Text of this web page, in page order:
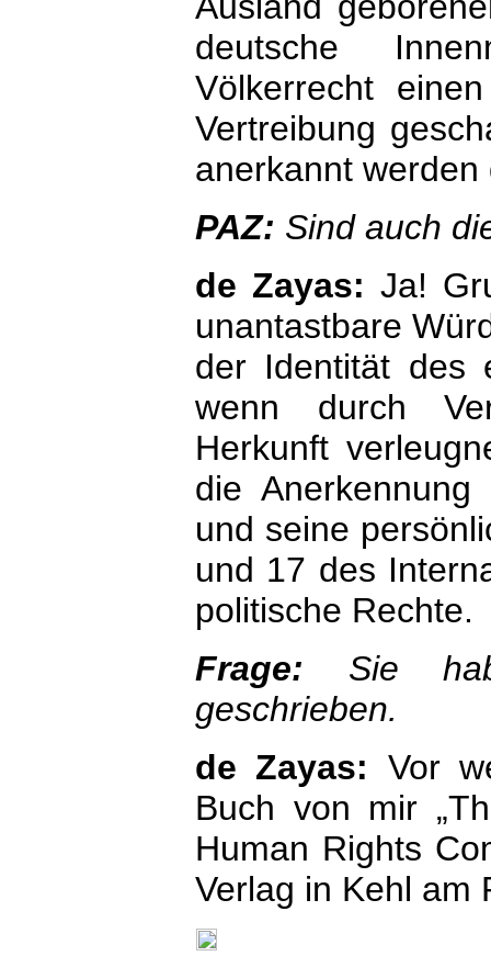
deutsche
Völkerrecht
Vertreibung
anerkannt werden
PAZ: Sind auch
de Zayas: Ja!
unantastbare
der Identität des
wenn durch
Herkunft
die
und seine
und 17 des
politische Rechte.
Frage: Sie
geschrieben.
de Zayas: Vor
Buch von mir
Human Rights
Verlag in Kehl am